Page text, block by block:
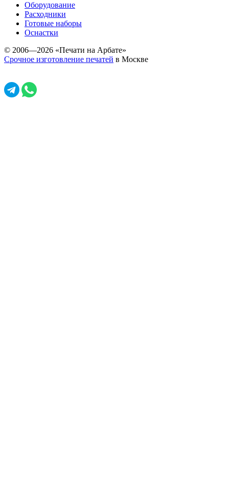
Оборудование
Расходники
Готовые наборы
Оснастки
© 2006—2026 «Печати на Арбате»
Срочное изготовление печатей в Москве